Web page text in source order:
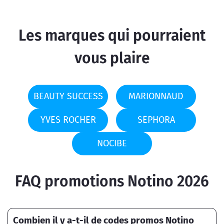
Les marques qui pourraient
vous plaire
BEAUTY SUCCESS MARIONNAUD
YVES ROCHER SEPHORA
NOCIBE
FAQ promotions Notino 2026
Combien il y a-t-il de codes promos Notino